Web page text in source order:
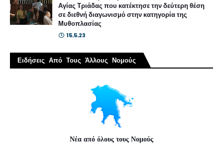
Αγίας Τριάδας που κατέκτησε την δεύτερη θέση
σε διεθνή διαγωνισμό στην κατηγορία της
Μυθοπλασίας
15.5.23
Ειδήσεις Από Τους Άλλους Νομούς
Νέα από όλους τους Νομούς